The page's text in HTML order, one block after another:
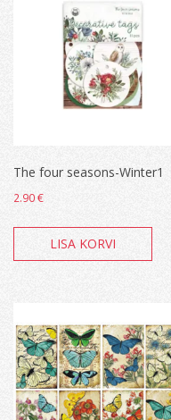
The four seasons-Winter1
2.90€
LISA KORVI